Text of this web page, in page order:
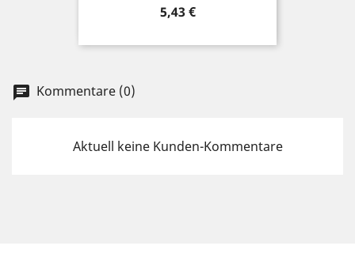
Preis
5,43 €
chat Kommentare (0)
Aktuell keine Kunden-Kommentare